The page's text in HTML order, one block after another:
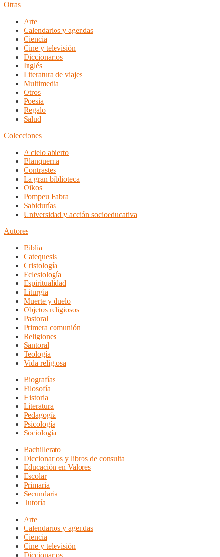
Otras
Arte
Calendarios y agendas
Ciencia
Cine y televisión
Diccionarios
Inglés
Literatura de viajes
Multimedia
Otros
Poesia
Regalo
Salud
Colecciones
A cielo abierto
Blanquerna
Contrastes
La gran biblioteca
Oikos
Pompeu Fabra
Sabidurías
Universidad y acción socioeducativa
Autores
Biblia
Catequesis
Cristología
Eclesiología
Espiritualidad
Liturgia
Muerte y duelo
Objetos religiosos
Pastoral
Primera comunión
Religiones
Santoral
Teología
Vida religiosa
Biografías
Filosofía
Historia
Literatura
Pedagogía
Psicología
Sociología
Bachillerato
Diccionarios y libros de consulta
Educación en Valores
Escolar
Primaria
Secundaria
Tutoría
Arte
Calendarios y agendas
Ciencia
Cine y televisión
Diccionarios